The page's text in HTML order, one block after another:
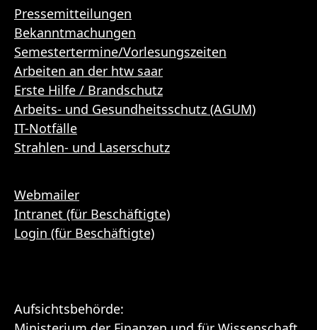
Pressemitteilungen
Bekanntmachungen
Semestertermine/Vorlesungszeiten
Arbeiten an der htw saar
Erste Hilfe / Brandschutz
Arbeits- und Gesundheitsschutz (AGUM)
IT-Notfälle
Strahlen- und Laserschutz
Webmailer
Intranet (für Beschäftigte)
Login (für Beschäftigte)
Aufsichtsbehörde: